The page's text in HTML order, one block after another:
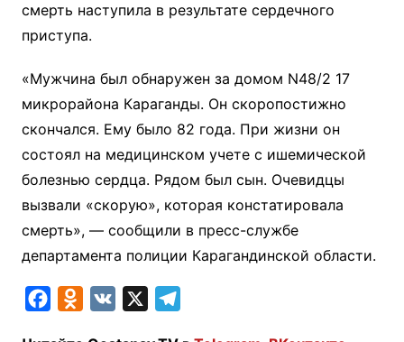
смерть наступила в результате сердечного
приступа.
«Мужчина был обнаружен за домом N48/2 17
микрорайона Караганды. Он скоропостижно
скончался. Ему было 82 года. При жизни он
состоял на медицинском учете с ишемической
болезнью сердца. Рядом был сын. Очевидцы
вызвали «скорую», которая констатировала
смерть», — сообщили в пресс-службе
департамента полиции Карагандинской области.